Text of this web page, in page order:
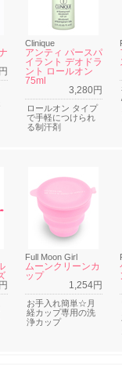
Clinique
アンティ パースパ
イラント デオドラ
ント ロールオン
75ml
3,280円
ロールオン タイプ
で手軽につけられ
る制汗剤
Full Moon Girl
ムーンクリーンカ
ップ
1,254円
お手入れ簡単☆月
経カップ専用の洗
浄カップ